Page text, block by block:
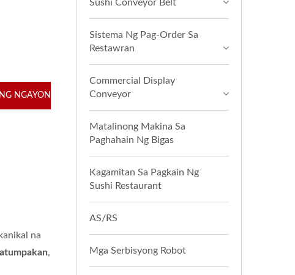
NGAYON
na
,
Sushi Conveyor Belt
Sistema Ng Pag-Order Sa
Restawran
Commercial Display
Conveyor
Matalinong Makina Sa
Paghahain Ng Bigas
Kagamitan Sa Pagkain Ng
Sushi Restaurant
AS/RS
Mga Serbisyong Robot